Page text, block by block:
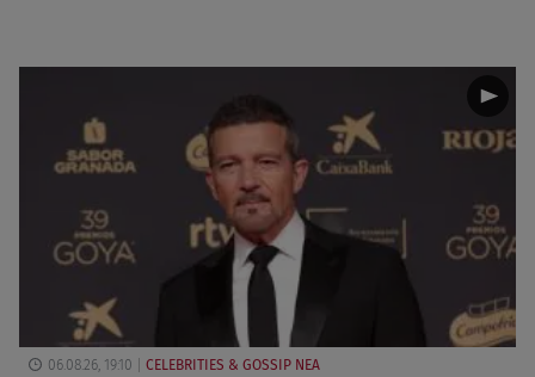
06.08.26, 19:10 CELEBRITIES & GOSSIP ΝΕΑ